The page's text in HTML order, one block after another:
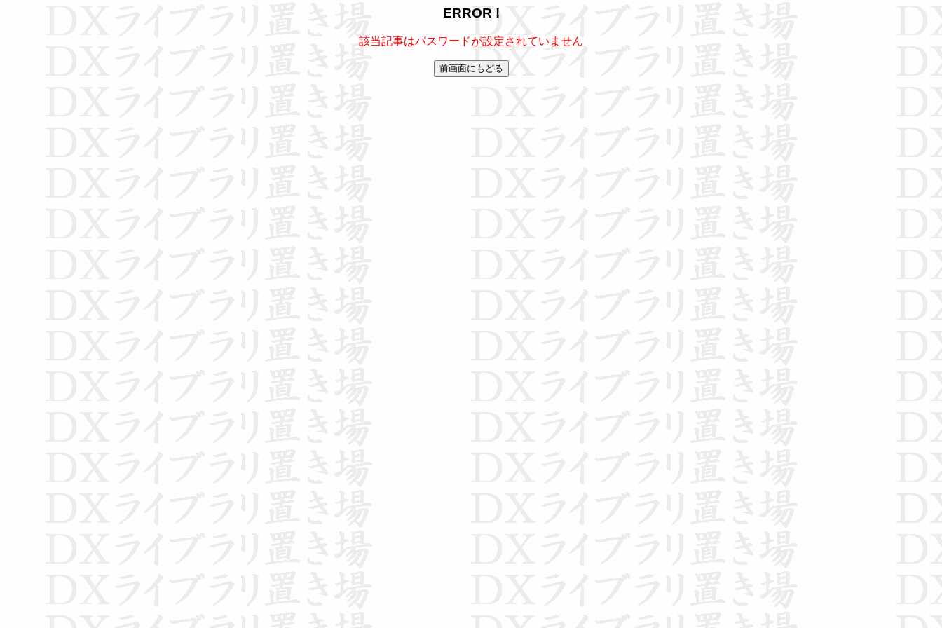
ERROR !
該当記事はパスワードが設定されていません